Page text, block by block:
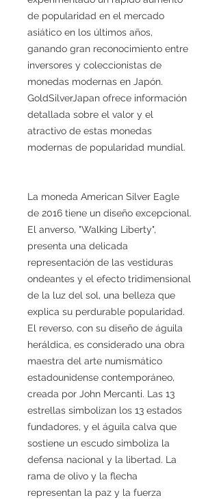
de popularidad en el mercado
asiático en los últimos años,
ganando gran reconocimiento entre
inversores y coleccionistas de
monedas modernas en Japón.
GoldSilverJapan ofrece información
detallada sobre el valor y el
atractivo de estas monedas
modernas de popularidad mundial.
La moneda American Silver Eagle
de 2016 tiene un diseño excepcional.
El anverso, "Walking Liberty",
presenta una delicada
representación de las vestiduras
ondeantes y el efecto tridimensional
de la luz del sol, una belleza que
explica su perdurable popularidad.
El reverso, con su diseño de águila
heráldica, es considerado una obra
maestra del arte numismático
estadounidense contemporáneo,
creada por John Mercanti. Las 13
estrellas simbolizan los 13 estados
fundadores, y el águila calva que
sostiene un escudo simboliza la
defensa nacional y la libertad. La
rama de olivo y la flecha
representan la paz y la fuerza